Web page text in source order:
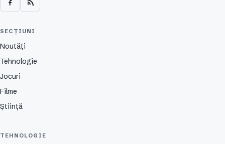
SECȚIUNI
Noutăți
Tehnologie
Jocuri
Filme
Știință
TEHNOLOGIE